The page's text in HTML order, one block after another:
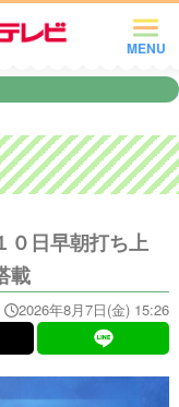
MENU
０日早朝打ち上
載
2026年8月7日(金) 15:26